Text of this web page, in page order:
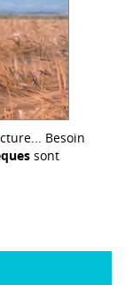
Besoin
sont